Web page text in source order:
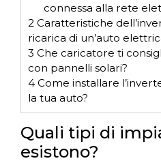
connessa alla rete
2 Caratteristiche
ricarica di un’auto
3 Che caricatore ti
con pannelli solari?
4 Come installare
la tua auto?
Quali tipi di
esistono?